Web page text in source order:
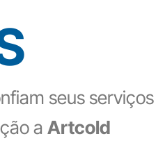
seus serviços
a Artcold